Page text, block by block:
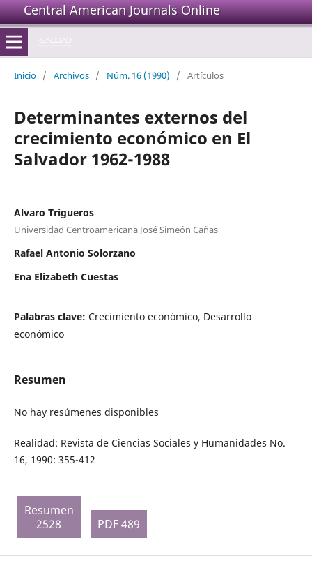
Central American Journals Online
Inicio / Archivos / Núm. 16 (1990) / Artículos
Determinantes externos del
crecimiento económico en El
Salvador 1962-1988
Alvaro Trigueros
Universidad Centroamericana José Simeón Cañas
Rafael Antonio Solorzano
Ena Elizabeth Cuestas
Palabras clave: Crecimiento económico, Desarrollo
económico
Resumen
No hay resúmenes disponibles
Realidad: Revista de Ciencias Sociales y Humanidades No.
16, 1990: 355-412
Resumen
2528
PDF 489